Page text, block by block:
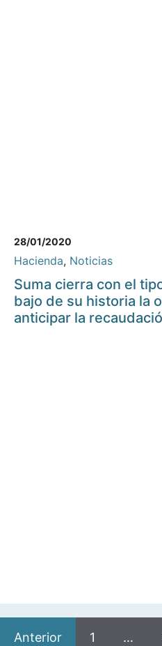
28/01/2020
Hacienda, Noticias
Suma cierra con el
bajo de su historia la
anticipar la
Anterior 1 …